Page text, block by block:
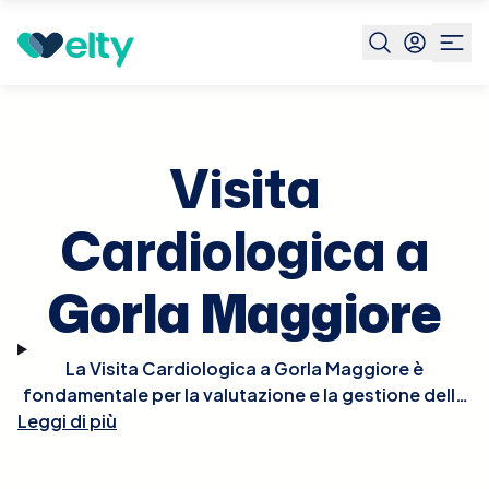
Prenota visita Gorla Maggiore
Visita
Cardiologica a
Gorla Maggiore
La Visita Cardiologica a Gorla Maggiore è
fondamentale per la valutazione e la gestione della
salute del cuore. Durante la visita, il cardiologo
Leggi di più